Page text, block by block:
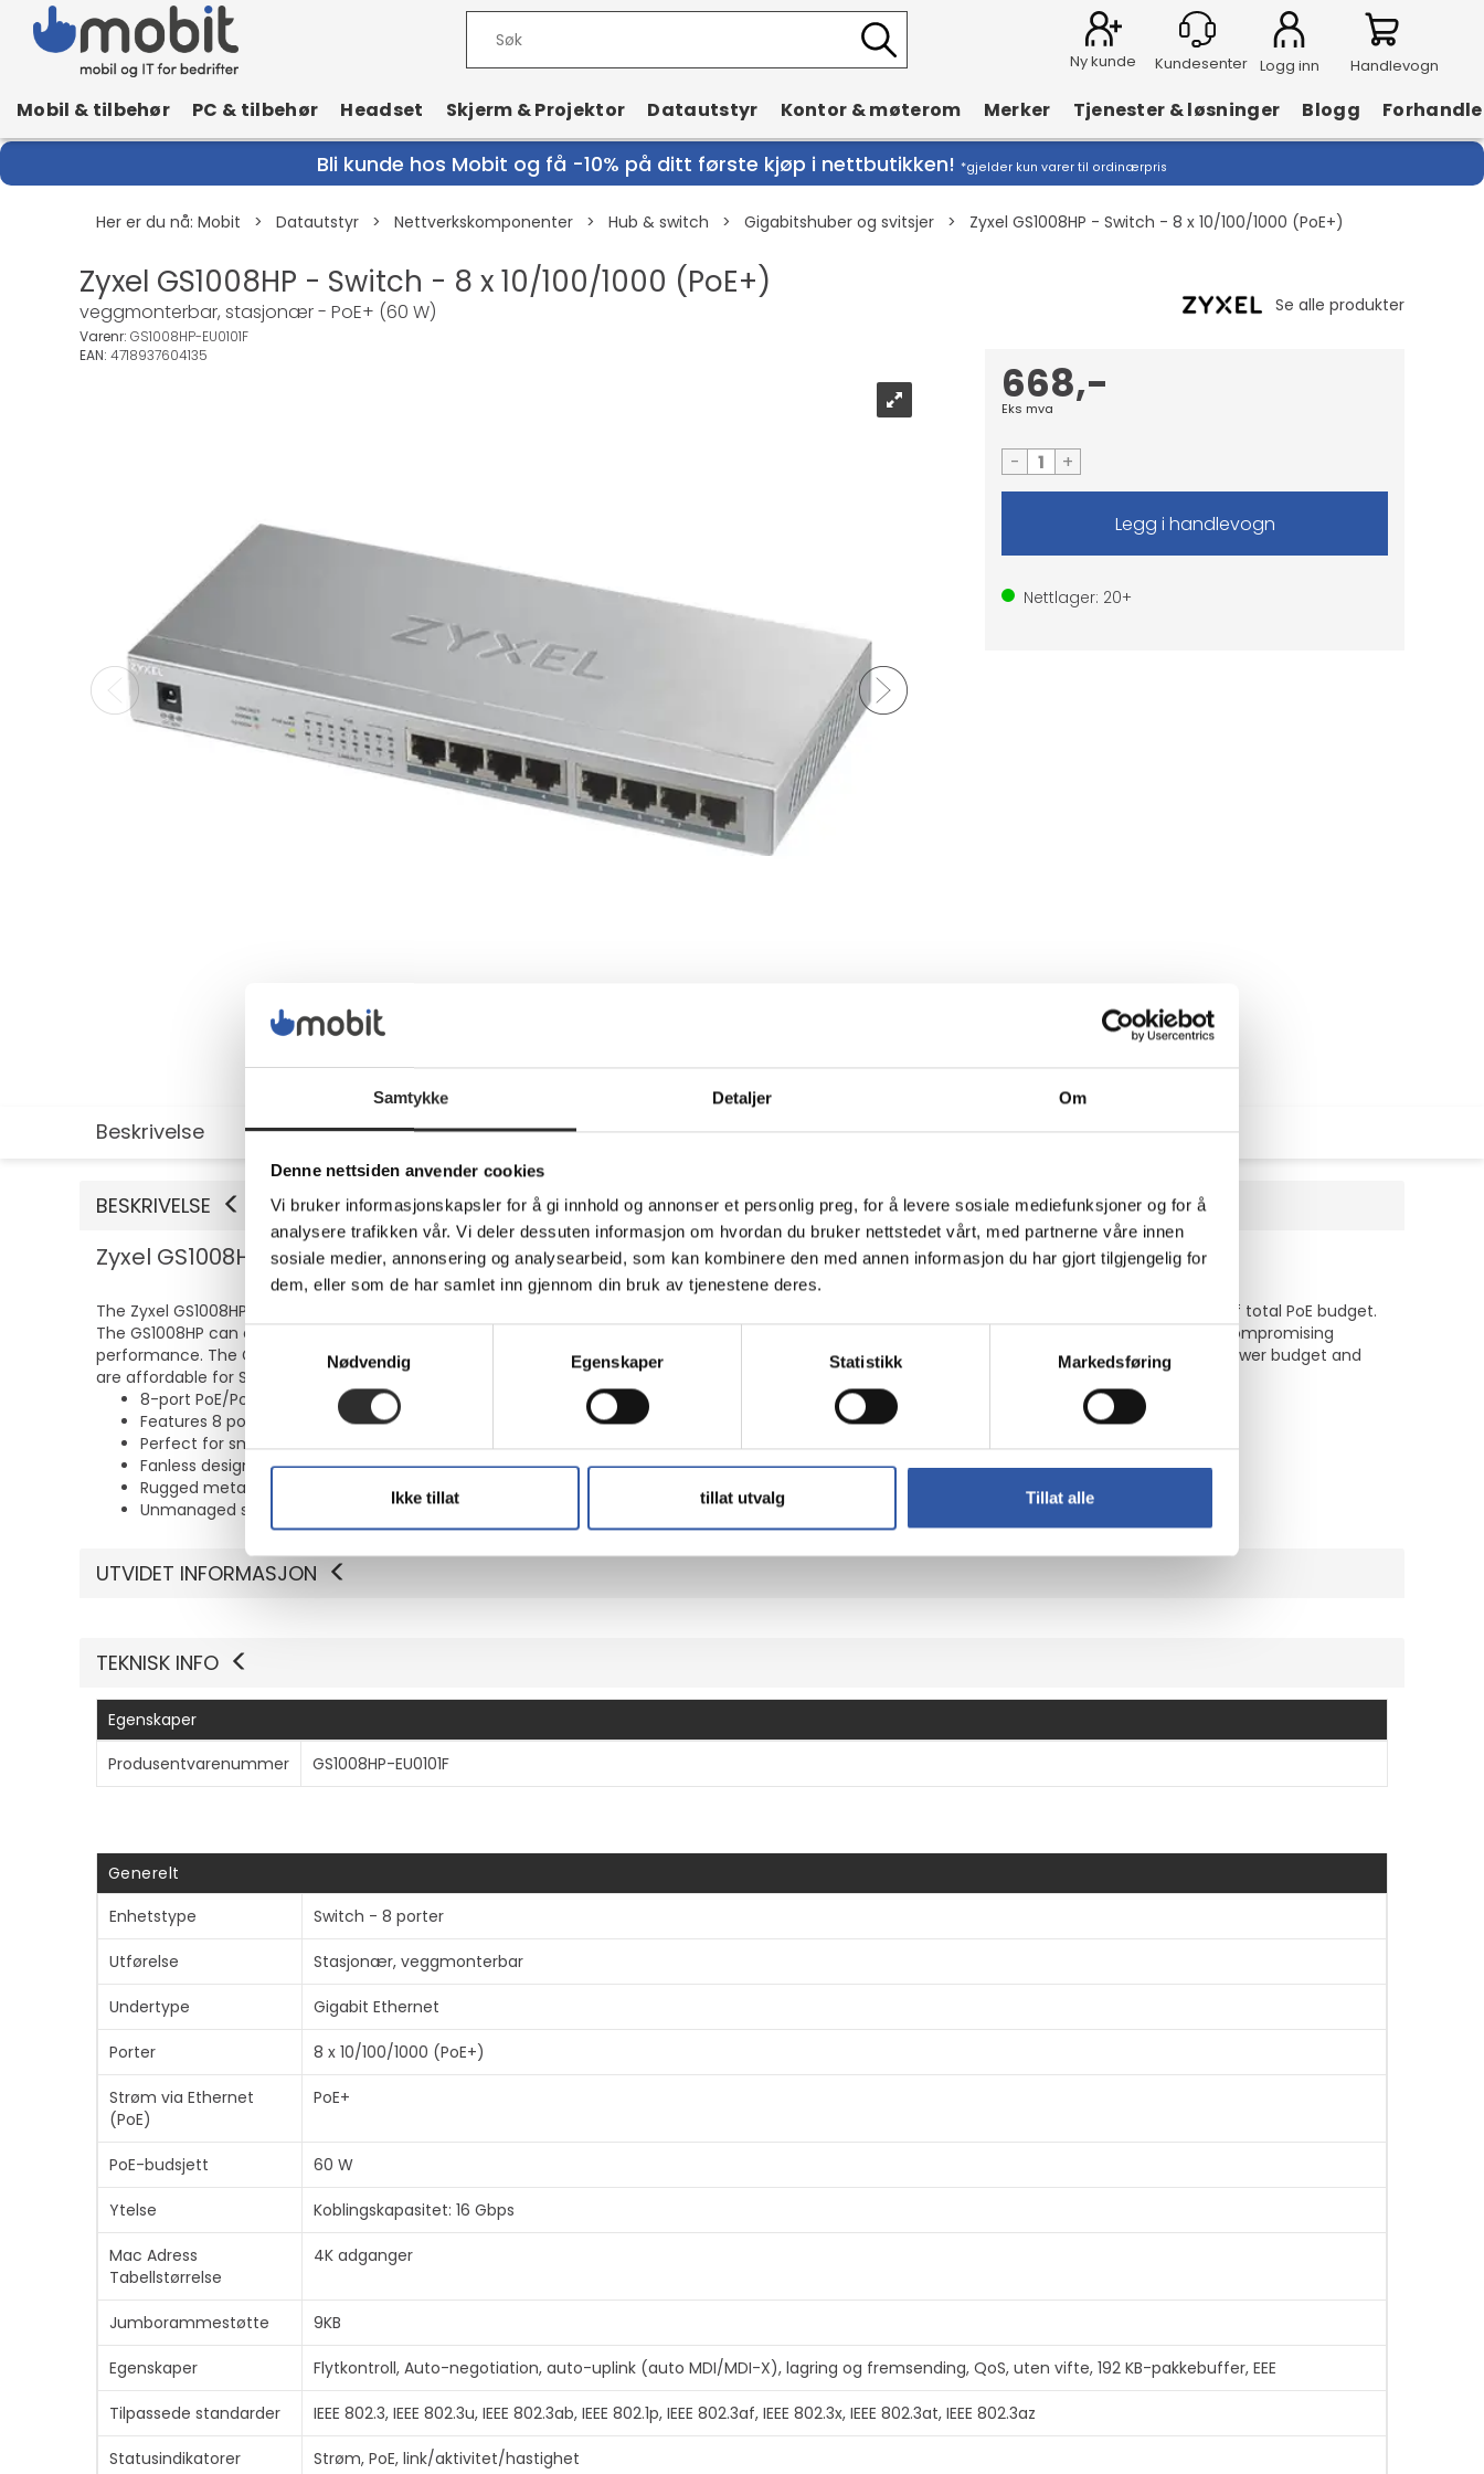
Samtykke Detaljer Om
Denne nettsiden anvender cookies
Vi bruker informasjonskapsler for å gi innhold og annonser et personlig preg, for å levere sosiale mediefunksjoner og for å
analysere trafikken vår. Vi deler dessuten informasjon om hvordan du bruker nettstedet vårt, med partnerne våre innen
sosiale medier, annonsering og analysearbeid, som kan kombinere den med annen informasjon du har gjort tilgjengelig for
dem, eller som de har samlet inn gjennom din bruk av tjenestene deres.
Samtykkevalg
Nødvendig
Egenskaper Statistikk Markedsføring
Ikke tillat tillat utvalg Tillat alle
Ny kunde Logg inn Handlevogn
Mobil & tilbehør PC & tilbehør Headset Skjerm & Projektor Datautstyr Kontor & møterom Merker Tjenester & løsninger Blogg
Bli kunde hos Mobit og få -10% på ditt første kjøp i nettbutikken! *gjelder kun varer til ordinærpris
Her er du nå: Mobit > Datautstyr > Nettverkskomponenter > Hub & switch > Gigabitshuber og svitsjer > Zyxel GS1008HP - Switch - 8 x 10/100/1000 (PoE+)
Zyxel GS1008HP - Switch - 8 x 10/100/1000 (PoE+)
veggmonterbar, stasjonær - PoE+ (60 W)
Varenr: GS1008HP-EU0101F
EAN: 4718937604135
668,-
Eks mva
- +
Nettlager: 20+
Beskrivelse Utvidet informasjon Teknisk info
BESKRIVELSE
Zyxel GS1008HP - Switch - 8 x 10/100/1000 (PoE+) - veggmonterbar, stasjonær - PoE+ (60 W)
The Zyxel GS1008HP Gigabit Unmanaged PoE Switch is equipped with 8 Gigabit Ethernet ports, all of which are PoE ports that can deliver up to 60w of total PoE budget.
The GS1008HP can easily connect with PoE ready devices to your network with plug-and-play design and provides power-saving benefits without compromising
performance. The GS1008HP fills a long-standing hole in the market for unmanaged PoE switches that feature the 802.3at standard, have a high power budget and
are affordable for SOHOs and small businesses.
8-port PoE/PoE+ gigabit switch with a 60w power budget
Features 8 ports that support industry standard 802.3af and 802.3at PoE and PoE+ Up to 30 watts per port (60 watt total budget)
Perfect for small offices, compatible with IP Cameras, IP Phones, Wireless Access Points and other PoE devices
Fanless design for silent operation without the noise of some other PoE solutions
Rugged metal design can handle the toughest environments, can be mounted on a wall or desktop
Unmanaged switch offering true plug and play installation and use
Vis mer
UTVIDET INFORMASJON
TEKNISK INFO
Egenskaper
Produsentvarenummer
GS1008HP-EU0101F
Generelt
Enhetstype
Switch - 8 porter
Utførelse Stasjonær, veggmonterbar
Undertype Gigabit Ethernet
Porter 8 x 10/100/1000 (PoE+)
Strøm via Ethernet
(PoE)
PoE+
PoE-budsjett 60 W
Ytelse Koblingskapasitet: 16 Gbps
Mac Adress
Tabellstørrelse
4K adganger
Jumborammestøtte 9KB
Egenskaper Flytkontroll, Auto-negotiation, auto-uplink (auto MDI/MDI-X), lagring og fremsending, QoS, uten vifte, 192 KB-pakkebuffer, EEE
Tilpassede standarder IEEE 802.3, IEEE 802.3u, IEEE 802.3ab, IEEE 802.1p, IEEE 802.3af, IEEE 802.3x, IEEE 802.3at, IEEE 802.3az
Statusindikatorer Strøm, PoE, link/aktivitet/hastighet